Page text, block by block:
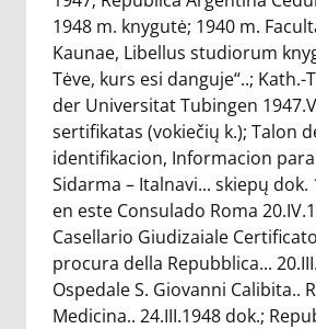
1948 m. knygutė; 1940 m.
Kaunae, Libellus studiorum
Tėve, kurs esi danguje“..; Kath.-
der Universitat Tubingen
sertifikatas (vokiečių k.); Talon
identifikacion, Informacion
Sidarma – Italnavi... skiepų dok.
en este Consulado Roma
Casellario Giudizaiale
procura della Repubblica...
Ospedale S. Giovanni Calibita..
Medicina.. 24.III.1948 dok.;